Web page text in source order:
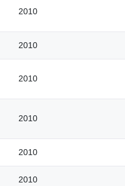
2010
2010
2010
2010
2010
2010